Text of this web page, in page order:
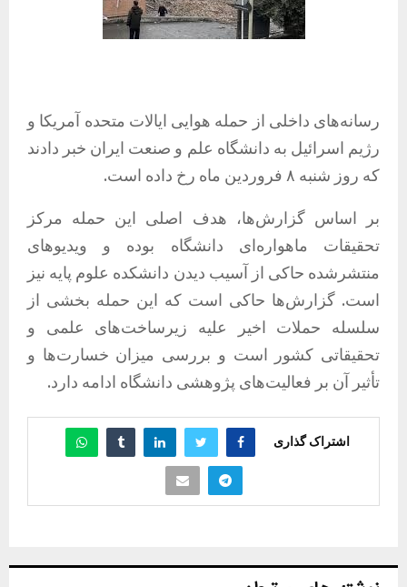
رسانه‌های داخلی از حمله هوایی ایالات متحده آمریکا و
رژیم اسرائیل به دانشگاه علم و صنعت ایران خبر دادند
که روز شنبه ۸ فروردین ماه رخ داده است.
بر اساس گزارش‌ها، هدف اصلی این حمله مرکز
تحقیقات ماهواره‌ای دانشگاه بوده و ویدیوهای
منتشرشده حاکی از آسیب دیدن دانشکده علوم پایه نیز
است. گزارش‌ها حاکی است که این حمله بخشی از
سلسله حملات اخیر علیه زیرساخت‌های علمی و
تحقیقاتی کشور است و بررسی میزان خسارت‌ها و
تأثیر آن بر فعالیت‌های پژوهشی دانشگاه ادامه دارد.
اشتراک گذاری